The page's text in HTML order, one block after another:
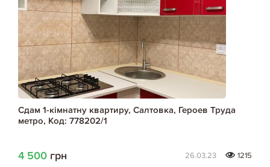
Сдам 1-кімнатну квартиру, Салтовка, Героев Труда
метро, Код: 778202/1
4 500 грн 26.03.23
1215